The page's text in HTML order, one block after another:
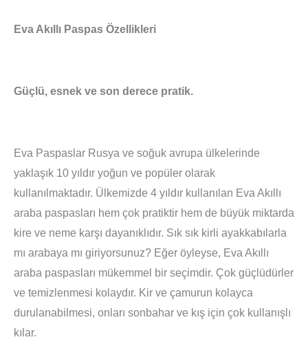
Eva Akıllı Paspas Özellikleri
Güçlü, esnek ve son derece pratik.
Eva Paspaslar Rusya ve soğuk avrupa ülkelerinde
yaklaşık 10 yıldır yoğun ve popüler olarak
kullanılmaktadır. Ülkemizde 4 yıldır kullanılan Eva Akıllı
araba paspasları hem çok pratiktir hem de büyük miktarda
kire ve neme karşı dayanıklıdır. Sık sık kirli ayakkabılarla
mı arabaya mı giriyorsunuz? Eğer öyleyse, Eva Akıllı
araba paspasları mükemmel bir seçimdir. Çok güçlüdürler
ve temizlenmesi kolaydır. Kir ve çamurun kolayca
durulanabilmesi, onları sonbahar ve kış için çok kullanışlı
kılar.